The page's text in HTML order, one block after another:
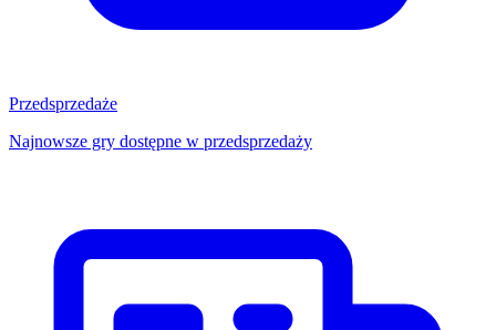
Przedsprzedaże
Najnowsze gry dostępne w przedsprzedaży